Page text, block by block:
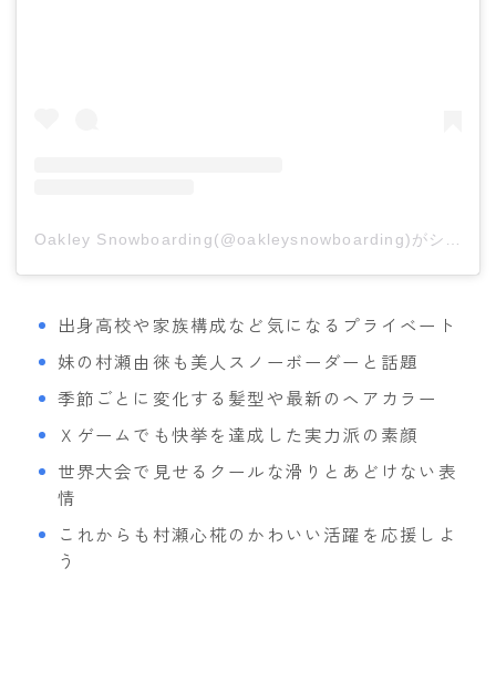
Oakley Snowboarding(@oakleysnowboarding)がシェアした投稿
出身高校や家族構成など気になるプライベート
妹の村瀬由徠も美人スノーボーダーと話題
季節ごとに変化する髪型や最新のヘアカラー
Ｘゲームでも快挙を達成した実力派の素顔
世界大会で見せるクールな滑りとあどけない表
情
これからも村瀬心椛のかわいい活躍を応援しよ
う